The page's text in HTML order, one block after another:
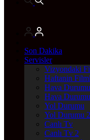
Son Dakika
Servisler
Vizyondaki
Haftanin
Hava Durumu
Hava
Yol Durumu
Yol Durumu 2
Canlı Tv
Canlı Tv 2